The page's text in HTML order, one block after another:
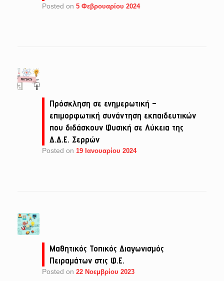
Posted on 5 Φεβρουαρίου 2024
Πρόσκληση σε ενημερωτική –
επιμορφωτική συνάντηση εκπαιδευτικών
που διδάσκουν Φυσική σε Λύκεια της
Δ.Δ.Ε. Σερρών
Posted on 19 Ιανουαρίου 2024
Μαθητικός Τοπικός Διαγωνισμός
Πειραμάτων στις Φ.Ε.
Posted on 22 Νοεμβρίου 2023